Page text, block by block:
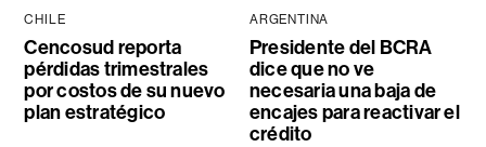
CHILE
Cencosud reporta
pérdidas trimestrales
por costos de su nuevo
plan estratégico
ARGENTINA
Presidente del BCRA
dice que no ve
necesaria una baja de
encajes para reactivar el
crédito